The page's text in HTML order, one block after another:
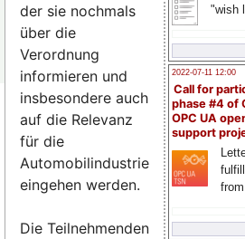
"wish
2022-07-11 12:00
Call for
phase #4 of
OPC UA
support
der sie nochmals
über die
Verordnung
informieren und
insbesondere auch
auf die Relevanz
für die
Automobilindustrie
eingehen werden.
Die Teilnehmenden